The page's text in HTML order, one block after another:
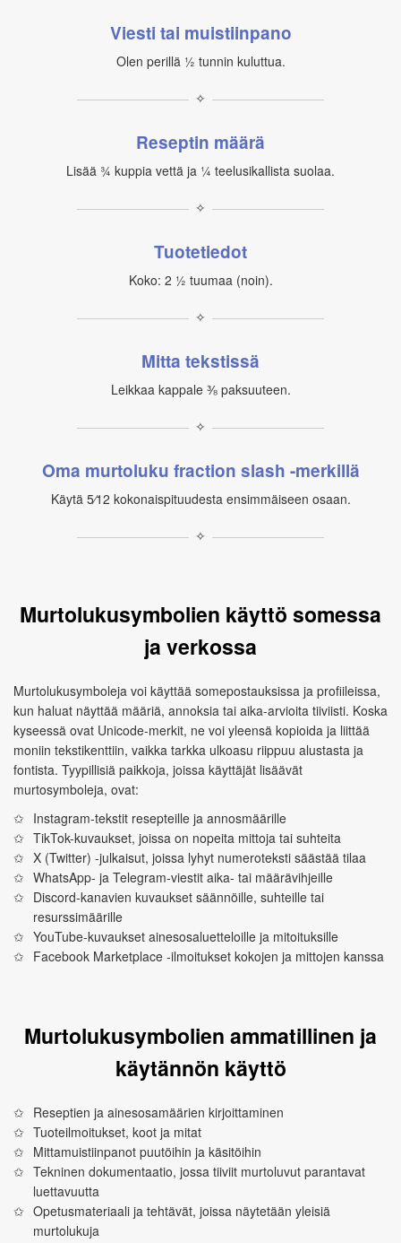
Viesti tai muistiinpano
Olen perillä ½ tunnin kuluttua.
✧
Reseptin määrä
Lisää ¾ kuppia vettä ja ¼ teelusikallista suolaa.
✧
Tuotetiedot
Koko: 2 ½ tuumaa (noin).
✧
Mitta tekstissä
Leikkaa kappale ⅜ paksuuteen.
✧
Oma murtoluku fraction slash -merkillä
Käytä 5⁄12 kokonaispituudesta ensimmäiseen osaan.
✧
Murtolukusymbolien käyttö somessa
ja verkossa
Murtolukusymboleja voi käyttää somepostauksissa ja profiileissa,
kun haluat näyttää määriä, annoksia tai aika-arvioita tiiviisti. Koska
kyseessä ovat Unicode-merkit, ne voi yleensä kopioida ja liittää
moniin tekstikenttiin, vaikka tarkka ulkoasu riippuu alustasta ja
fontista. Tyypillisiä paikkoja, joissa käyttäjät lisäävät
murtosymboleja, ovat:
Instagram-tekstit resepteille ja annosmäärille
TikTok-kuvaukset, joissa on nopeita mittoja tai suhteita
X (Twitter) -julkaisut, joissa lyhyt numeroteksti säästää tilaa
WhatsApp- ja Telegram-viestit aika- tai määrävihjeille
Discord-kanavien kuvaukset säännöille, suhteille tai
resurssimäärille
YouTube-kuvaukset ainesosaluetteloille ja mitoituksille
Facebook Marketplace -ilmoitukset kokojen ja mittojen kanssa
Murtolukusymbolien ammatillinen ja
käytännön käyttö
Reseptien ja ainesosamäärien kirjoittaminen
Tuoteilmoitukset, koot ja mitat
Mittamuistiinpanot puutöihin ja käsitöihin
Tekninen dokumentaatio, jossa tiiviit murtoluvut parantavat
luettavuutta
Opetusmateriaali ja tehtävät, joissa näytetään yleisiä
murtolukuja